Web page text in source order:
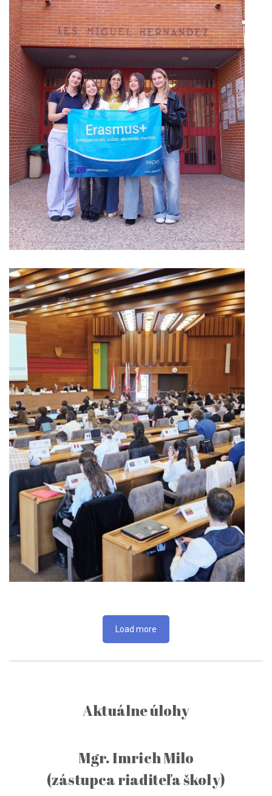
Španielsko, ktoré sa stalo
naším druhým domovom
ZAMUN a FRACMUN 2026
spojili na našej škole
študentov zo siedmich krajín
Európy
Load more
Aktuálne úlohy
Mgr. Imrich Milo
(zástupca riaditeľa školy)